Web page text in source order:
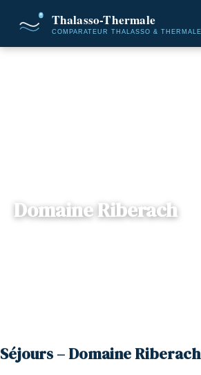
Domaine Riberach
Séjours – Domaine Riberach